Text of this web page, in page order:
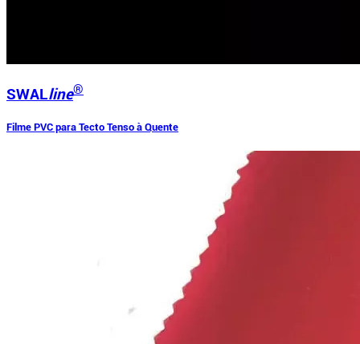
SWALline®
Filme PVC para Tecto Tenso à Quente